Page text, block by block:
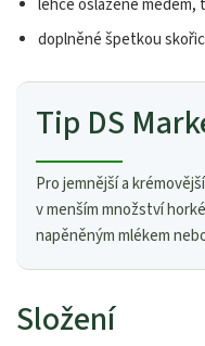
doplněné špetkou
Tip DS
Pro jemnější a
v menším množství
napěněným mlékem
Složení